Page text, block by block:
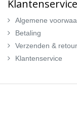
Klantenservice
Algemene
Betaling
Verzenden &
Klantenservice